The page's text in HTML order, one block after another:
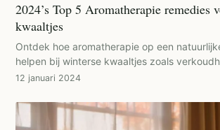
2024’s Top 5 Aromatherapie remedies
kwaaltjes
Ontdek hoe aromatherapie op een
helpen bij winterse kwaaltjes zoals
12 januari 2024